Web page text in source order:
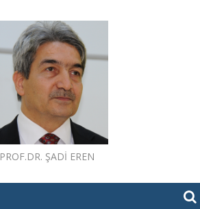
PROF.DR. ŞADI EREN